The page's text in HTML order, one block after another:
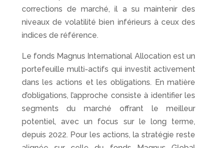
corrections de marché, il a su maintenir des
niveaux de volatilité bien inférieurs à ceux des
indices de référence.
Le fonds Magnus International Allocation est un
portefeuille multi-actifs qui investit activement
dans les actions et les obligations. En matière
d’obligations, l’approche consiste à identifier les
segments du marché offrant le meilleur
potentiel, avec un focus sur le long terme,
depuis 2022. Pour les actions, la stratégie reste